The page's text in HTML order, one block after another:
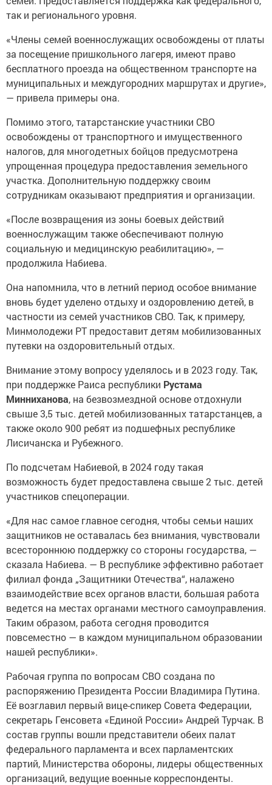
так и регионального уровня.
«Члены семей военнослужащих освобождены от платы
за посещение пришкольного лагеря, имеют право
бесплатного проезда на общественном транспорте на
муниципальных и междугородних маршрутах и другие»,
— привела примеры она.
Помимо этого, татарстанские участники СВО
освобождены от транспортного и имущественного
налогов, для многодетных бойцов предусмотрена
упрощенная процедура предоставления земельного
участка. Дополнительную поддержку своим
сотрудникам оказывают предприятия и организации.
«После возвращения из зоны боевых действий
военнослужащим также обеспечивают полную
социальную и медицинскую реабилитацию», —
продолжила Набиева.
Она напомнила, что в летний период особое внимание
вновь будет уделено отдыху и оздоровлению детей, в
частности из семей участников СВО. Так, к примеру,
Минмолодежи РТ предоставит детям мобилизованных
путевки на оздоровительный отдых.
Внимание этому вопросу уделялось и в 2023 году. Так,
при поддержке Раиса республики Рустама
Минниханова, на безвозмездной основе отдохнули
свыше 3,5 тыс. детей мобилизованных татарстанцев, а
также около 900 ребят из подшефных республике
Лисичанска и Рубежного.
По подсчетам Набиевой, в 2024 году такая
возможность будет предоставлена свыше 2 тыс. детей
участников спецоперации.
«Для нас самое главное сегодня, чтобы семьи наших
защитников не оставалась без внимания, чувствовали
всестороннюю поддержку со стороны государства, —
сказала Набиева. — В республике эффективно работает
филиал фонда „Защитники Отечества“, налажено
взаимодействие всех органов власти, большая работа
ведется на местах органами местного самоуправления.
Таким образом, работа сегодня проводится
повсеместно — в каждом муниципальном образовании
нашей республики».
Рабочая группа по вопросам СВО создана по
распоряжению Президента России Владимира Путина.
Её возглавил первый вице-спикер Совета Федерации,
секретарь Генсовета «Единой России» Андрей Турчак. В
состав группы вошли представители обеих палат
федерального парламента и всех парламентских
партий, Министерства обороны, лидеры общественных
организаций, ведущие военные корреспонденты.